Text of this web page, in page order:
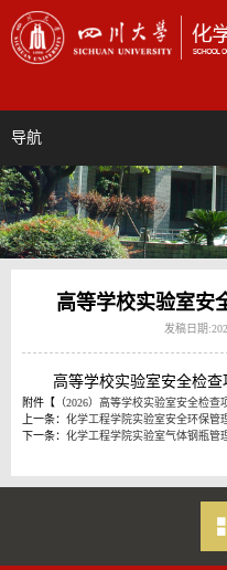
导航
高等学校实验室安
发稿日期
高等学校实验室安全检查
附件【 （2026）高等学校实验室安全检查
上一条： 化学工程学院实验室安全环保管
下一条： 化学工程学院实验室气体钢瓶管